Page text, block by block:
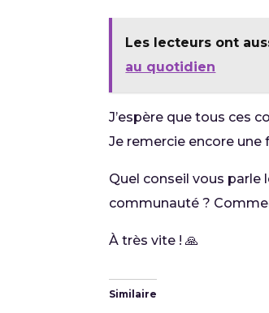
Les lecteurs ont
au quotidien
J’espère que tous ces
Je remercie encore
Quel conseil vous parle
communauté ?
À très vite ! 🙏
Similaire